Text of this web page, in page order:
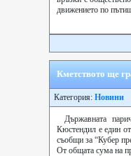
движението по
Кметството ще
Категория: Новини
Държавната
Кюстендил е един
съобщи за “Кубер
От общата сума на